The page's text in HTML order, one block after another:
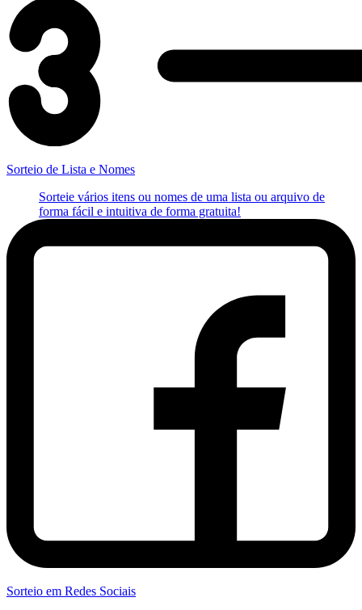
Sorteio de Lista e Nomes
Sorteie vários itens ou nomes de uma lista ou arquivo de
forma fácil e intuitiva de forma gratuita!
Sorteio em Redes Sociais